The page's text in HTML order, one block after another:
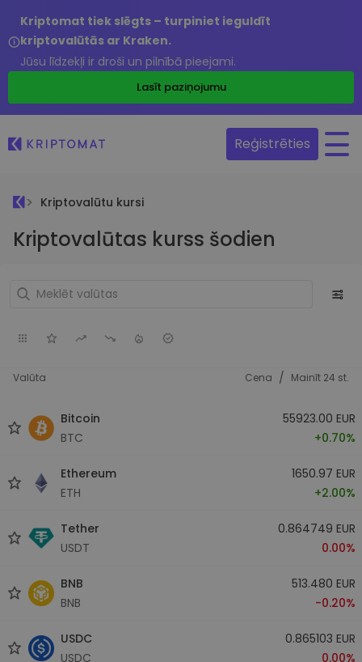
Kriptomat tiek slēgts – turpiniet ieguldīt
kriptovalūtās ar Kraken.
Jūsu līdzekļi ir droši un pilnībā pieejami.
Lasīt paziņojumu
Reģistrēties
Kriptovalūtu kursi
Kriptovalūtas kurss šodien
Valūta Cena / Mainīt 24 st.
Bitcoin
BTC
55923.00 EUR
+0.70%
Ethereum
ETH
1650.97 EUR
+2.00%
Tether
USDT
0.864749 EUR
0.00%
BNB
BNB
513.480 EUR
-0.20%
USDC
USDC
0.865103 EUR
0.00%